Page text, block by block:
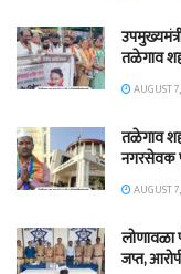
तळेगाव
AUGUST
तळेगाव
नगरसेवक
AUGUST
लोणावळा
जप्त,